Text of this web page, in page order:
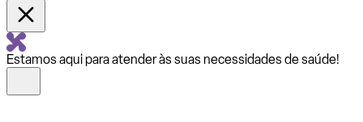
Estamos aqui para atender às suas necessidades de saúde!